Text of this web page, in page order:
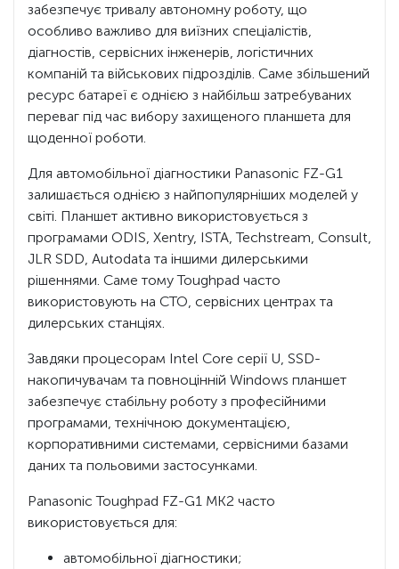
забезпечує тривалу автономну роботу, що
особливо важливо для виїзних спеціалістів,
діагностів, сервісних інженерів, логістичних
компаній та військових підрозділів. Саме збільшений
ресурс батареї є однією з найбільш затребуваних
переваг під час вибору захищеного планшета для
щоденної роботи.
Для автомобільної діагностики Panasonic FZ-G1
залишається однією з найпопулярніших моделей у
світі. Планшет активно використовується з
програмами ODIS, Xentry, ISTA, Techstream, Consult,
JLR SDD, Autodata та іншими дилерськими
рішеннями. Саме тому Toughpad часто
використовують на СТО, сервісних центрах та
дилерських станціях.
Завдяки процесорам Intel Core серії U, SSD-
накопичувачам та повноцінній Windows планшет
забезпечує стабільну роботу з професійними
програмами, технічною документацією,
корпоративними системами, сервісними базами
даних та польовими застосунками.
Panasonic Toughpad FZ-G1 MK2 часто
використовується для:
автомобільної діагностики;